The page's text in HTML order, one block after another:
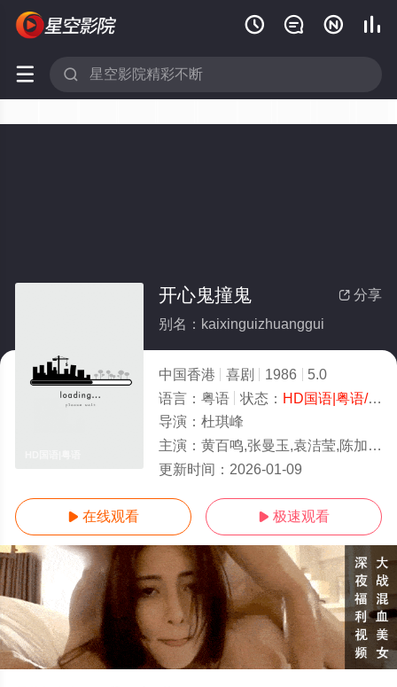
   
 
 分享
开心鬼撞鬼
别名：kaixinguizhuanggui
中国香港 喜剧 1986
5.0
语言： 粤语 状态： HD国语|粤语/高清
导演： 杜琪峰
主演： 黄百鸣,张曼玉,袁洁莹,陈加玲,徐克,曹查理
更新时间： 2026-01-09
 在线观看  极速观看